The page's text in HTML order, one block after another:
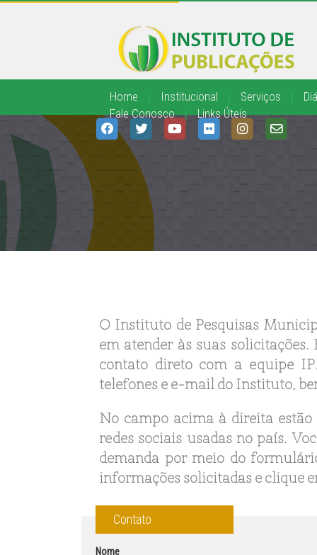
Home Institucional Serviços
Fale Conosco
| Links Úteis
O Instituto de Pesquisas
em atender às suas
contato direto com a equipe
telefones e e-mail do Instituto,
No campo acima à direita
redes sociais usadas no país.
demanda por meio do
informações solicitadas e clique
Contato
Nome